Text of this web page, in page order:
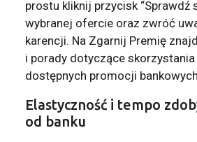
prostu kliknij przycisk “Sprawdź
wybranej ofercie oraz zwróć
karencji. Na Zgarnij Premię
i porady dotyczące
dostępnych promocji
Elastyczność i tempo
od banku